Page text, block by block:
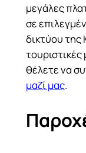
μεγάλες
σε
δικτύου της
θέλετε να
μαζί μας.